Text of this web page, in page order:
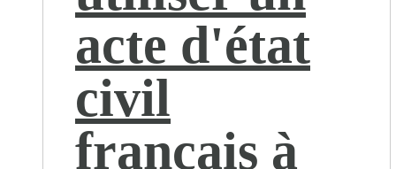
acte d'état
civil
français à